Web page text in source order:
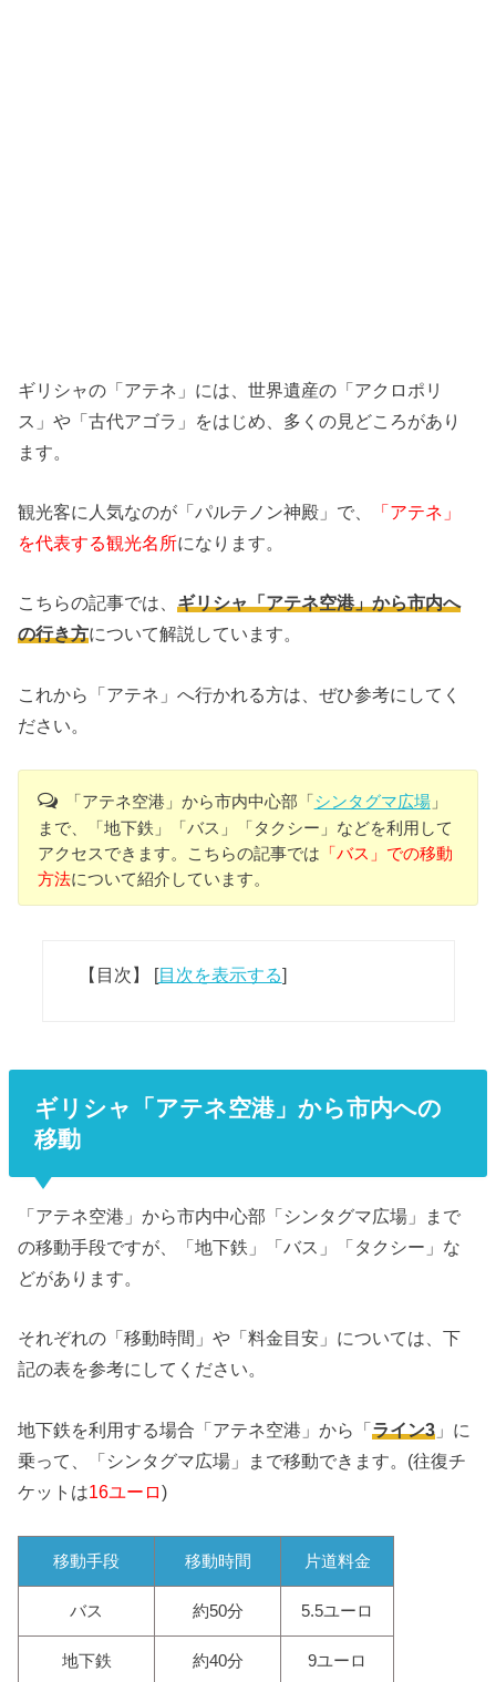
ギリシャの「アテネ」には、世界遺産の「アクロポリ
ス」や「古代アゴラ」をはじめ、多くの見どころがあり
ます。
観光客に人気なのが「パルテノン神殿」で、
「アテネ」
を代表する観光名所になります。
こちらの記事では、ギリシャ「アテネ空港」から市内へ
の行き方について解説しています。
これから「アテネ」へ行かれる方は、ぜひ参考にしてく
ださい。
「アテネ空港」から市内中心部「シンタグマ広場」
まで、「地下鉄」「バス」「タクシー」などを利用して
アクセスできます。こちらの記事では 「バス」での移動
方法について紹介しています。
【目次】 [目次を表示する]
ギリシャ「アテネ空港」から市内への
移動
「アテネ空港」から市内中心部「シンタグマ広場」まで
の移動手段ですが、「地下鉄」「バス」「タクシー」な
どがあります。
それぞれの「移動時間」や「料金目安」については、下
記の表を参考にしてください。
地下鉄を利用する場合「アテネ空港」から「ライン3 」に
乗って、「シンタグマ広場」まで移動できます。(往復チ
ケットは16ユーロ)
移動手段 移動時間 片道料金
バス 約50分 5.5ユーロ
地下鉄 約40分 9ユーロ